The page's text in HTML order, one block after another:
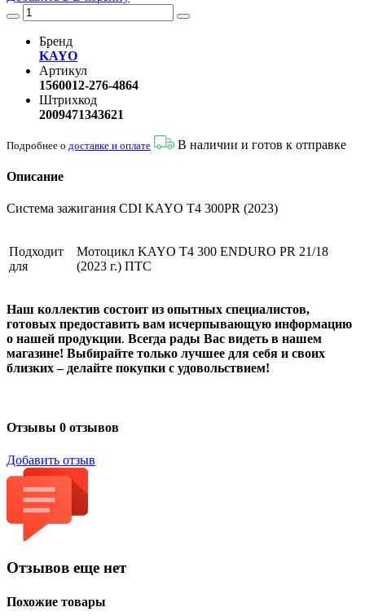
Бренд
KAYO
Артикул
1560012-276-4864
Штрихкод
2009471343621
Подробнее о доставке и оплате В наличии и готов к отправке
Описание
Система зажигания CDI KAYO T4 300PR (2023)
Подходит
для
Мотоцикл KAYO T4 300 ENDURO PR 21/18
(2023 г.) ПТС
Наш коллектив состоит из опытных специалистов,
готовых предоставить вам исчерпывающую информацию
о нашей продукции. Всегда рады Вас видеть в нашем
магазине! Выбирайте только лучшее для себя и своих
близких – делайте покупки с удовольствием!
Отзывы 0 отзывов
Добавить отзыв
Отзывов еще нет
Похожие товары